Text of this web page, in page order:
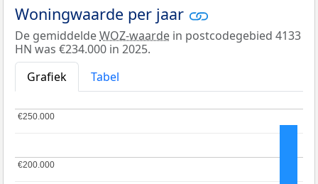
Woningwaarde per jaar
De gemiddeldeWOZ-waarde in postcodegebied 4133
HN was €234.000 in 2025.
Grafiek
Tabel
€200.000
€200.000
€250.000
€250.000